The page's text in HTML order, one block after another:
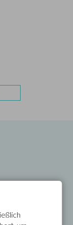
schreiben